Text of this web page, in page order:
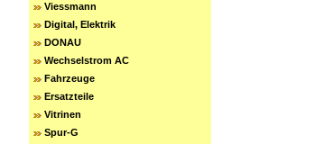
Viessmann
Digital, Elektrik
DONAU
Wechselstrom AC
Fahrzeuge
Ersatzteile
Vitrinen
Spur-G